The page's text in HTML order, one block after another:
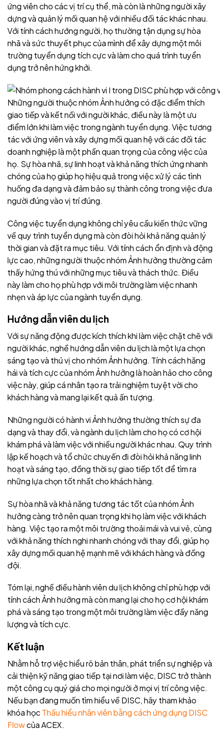
ứng viên cho các vị trí cụ thể, mà còn là những người xây
dựng và quản lý mối quan hệ với nhiều đối tác khác nhau.
Với tính cách hướng người, họ thường tận dụng sự hòa
nhã và sức thuyết phục của mình để xây dựng một môi
trường tuyển dụng tích cực và làm cho quá trình tuyển
dụng trở nên hứng khởi.
Những người thuộc nhóm Ảnh hưởng có đặc điểm thích
giao tiếp và kết nối với người khác, điều này là một ưu
điểm lớn khi làm việc trong ngành tuyển dụng. Việc tương
tác với ứng viên và xây dựng mối quan hệ với các đối tác
doanh nghiệp là một phần quan trọng của công việc của
họ. Sự hòa nhã, sự linh hoạt và khả năng thích ứng nhanh
chóng của họ giúp họ hiệu quả trong việc xử lý các tình
huống đa dạng và đảm bảo sự thành công trong việc đưa
người đúng vào vị trí đúng.
Công việc tuyển dụng không chỉ yêu cầu kiến thức vững
về quy trình tuyển dụng mà còn đòi hỏi khả năng quản lý
thời gian và đặt ra mục tiêu. Với tính cách ổn định và động
lực cao, những người thuộc nhóm Ảnh hưởng thường cảm
thấy hứng thú với những mục tiêu và thách thức. Điều
này làm cho họ phù hợp với môi trường làm việc nhanh
nhẹn và áp lực của ngành tuyển dụng.
Hướng dẫn viên du lịch
Với sự năng động được kích thích khi làm việc chặt chẽ với
người khác, nghề hướng dẫn viên du lịch là một lựa chọn
sáng tạo và thú vị cho nhóm Ảnh hưởng. Tính cách hăng
hái và tích cực của nhóm Ảnh hưởng là hoàn hảo cho công
việc này, giúp cá nhân tạo ra trải nghiệm tuyệt vời cho
khách hàng và mang lại kết quả ấn tượng.
Những người có hành vi Ảnh hưởng thường thích sự đa
dạng và thay đổi, và ngành du lịch làm cho họ có cơ hội
khám phá và làm việc với nhiều người khác nhau. Quy trình
lập kế hoạch và tổ chức chuyến đi đòi hỏi khả năng linh
hoạt và sáng tạo, đồng thời sự giao tiếp tốt để tìm ra
những lựa chọn tốt nhất cho khách hàng.
Sự hòa nhã và khả năng tương tác tốt của nhóm Ảnh
hưởng càng trở nên quan trọng khi họ làm việc với khách
hàng. Việc tạo ra một môi trường thoải mái và vui vẻ, cùng
với khả năng thích nghi nhanh chóng với thay đổi, giúp họ
xây dựng mối quan hệ mạnh mẽ với khách hàng và đồng
đội.
Tóm lại, nghề điều hành viên du lịch không chỉ phù hợp với
tính cách Ảnh hưởng mà còn mang lại cho họ cơ hội khám
phá và sáng tạo trong một môi trường làm việc đầy năng
lượng và tích cực.
Kết luận
Nhằm hỗ trợ việc hiểu rõ bản thân, phát triển sự nghiệp và
cải thiện kỹ năng giao tiếp tại nơi làm việc, DISC trở thành
một công cụ quý giá cho mọi người ở mọi vị trí công việc.
Nếu bạn đang muốn tìm hiểu về DISC, hãy tham khảo
khóa họcThấu hiểu nhân viên bằng cách ứng dụng DISC
Flowcủa ACEX.